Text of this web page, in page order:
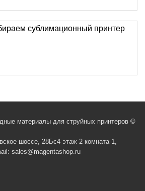
сублимационный принтер
материалы для струйных принтеров ©
шоссе, 28Бс4 этаж 2 комната 1,
sales@magentashop.ru